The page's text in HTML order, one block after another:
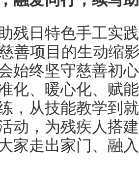
残日特色手工实
善项目的生动缩
始终坚守慈善初
化、暖心化、赋
，从技能教学到
动，为残疾人搭
家走出家门、融